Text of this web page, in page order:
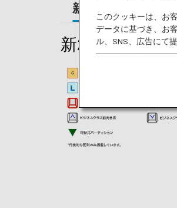
新212席
新212席
このクッキーは、お
データに基づき、お
ル、SNS、広告にて